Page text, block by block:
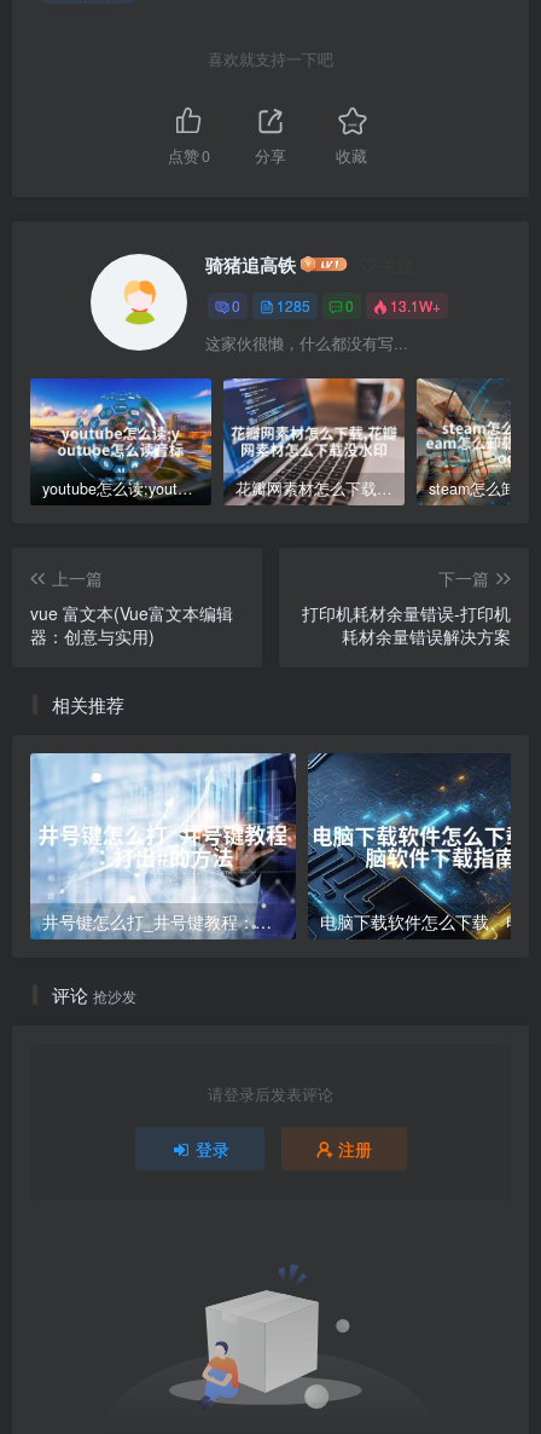
喜欢就支持一下吧
点赞0 分享 收藏
骑猪追高铁
0 1285 0 13.1W+
这家伙很懒，什么都没有写...
youtube怎么读;youtube怎么读音标 花瓣网素材怎么下载,花瓣网素材怎么下载没水印
上一篇
vue 富文本(Vue富文本编辑
器：创意与实用)
下一篇
打印机耗材余量错误-打印机
耗材余量错误解决方案
相关推荐
井号键怎么打_井号键教程：打出#的方法
评论 抢沙发
请登录后发表评论
登录 注册